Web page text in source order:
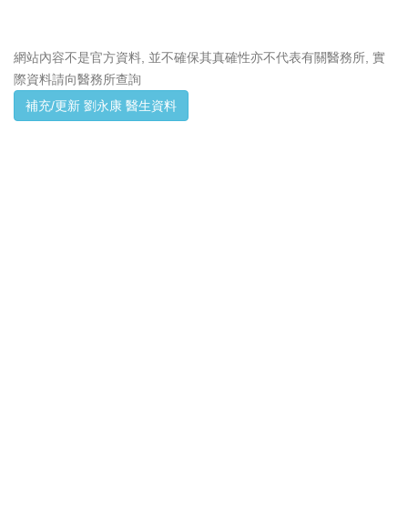
網站內容不是官方資料, 並不確保其真確性亦不代表有關醫務所, 實
際資料請向醫務所查詢
補充/更新 劉永康 醫生資料